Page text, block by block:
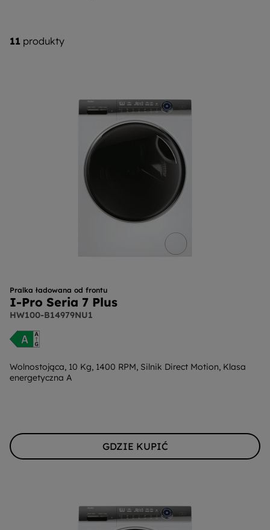
11 produkty
Pralka ładowana od frontu
I-Pro Seria 7 Plus
HW100-B14979NU1
Wolnostojąca, 10 Kg, 1400 RPM, Silnik Direct Motion, Klasa
energetyczna A
GDZIE KUPIĆ